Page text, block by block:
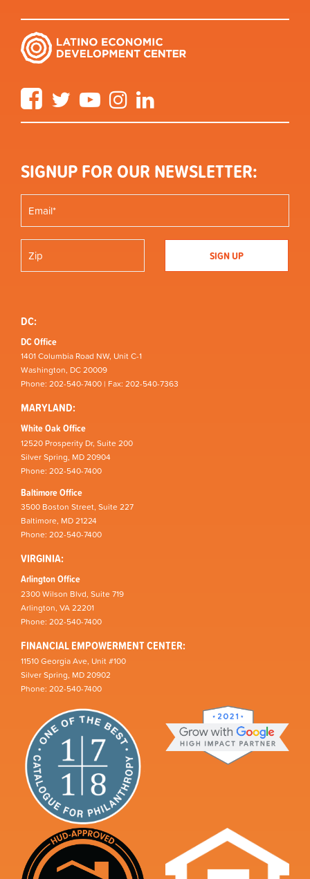
FacebookTwitter YouTube Instagram
SIGNUP FOR OUR NEWSLETTER:
DC:
DC Office
1401 Columbia Road NW, Unit C-1
Washington, DC 20009
Phone: 202-540-7400 | Fax: 202-540-7363
MARYLAND:
White Oak Office
12520 Prosperity Dr, Suite 200
Silver Spring, MD 20904
Phone: 202-540-7400
Baltimore Office
3500 Boston Street, Suite 227
Baltimore, MD 21224
Phone: 202-540-7400
VIRGINIA:
Arlington Office
2300 Wilson Blvd, Suite 719
Arlington, VA 22201
Phone: 202-540-7400
FINANCIAL EMPOWERMENT CENTER:
11510 Georgia Ave, Unit #100
Silver Spring, MD 20902
Phone: 202-540-7400